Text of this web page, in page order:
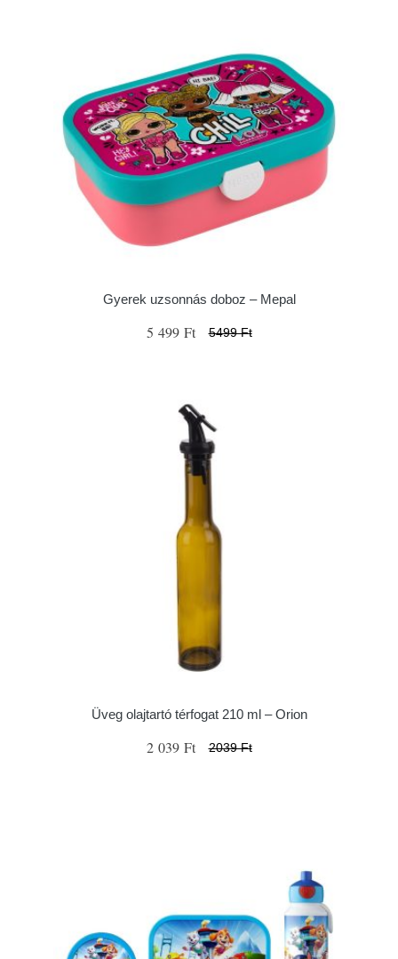
Gyerek uzsonnás doboz – Mepal
5 499 Ft 5499 Ft
Üveg olajtartó térfogat 210 ml – Orion
2 039 Ft 2039 Ft